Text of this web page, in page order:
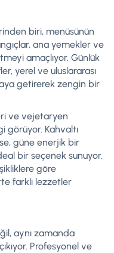
biri, menüsünün
ana yemekler ve
amaçlıyor. Günlük
yerel ve uluslararası
getirerek zengin bir
ve vejetaryen
görüyor. Kahvaltı
güne enerjik bir
bir seçenek sunuyor.
göre
farklı lezzetler
aynı zamanda
Profesyonel ve